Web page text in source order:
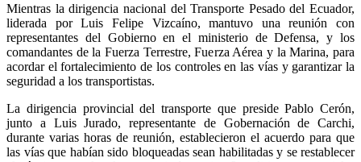
Mientras la dirigencia nacional del Transporte Pesado del Ecuador,
liderada por Luis Felipe Vizcaíno, mantuvo una reunión con
representantes del Gobierno en el ministerio de Defensa, y los
comandantes de la Fuerza Terrestre, Fuerza Aérea y la Marina, para
acordar el fortalecimiento de los controles en las vías y garantizar la
seguridad a los transportistas.
La dirigencia provincial del transporte que preside Pablo Cerón,
junto a Luis Jurado, representante de Gobernación de Carchi,
durante varias horas de reunión, establecieron el acuerdo para que
las vías que habían sido bloqueadas sean habilitadas y se restablecer